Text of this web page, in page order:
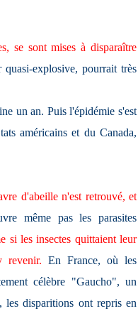
se sont mises à disparaître
explosive, pourrait très
un an. Puis l'épidémie s'est
américains et du Canada,
d'abeille n'est retrouvé, et
même pas les parasites
si les insectes quittaient leur
revenir. En France, où les
célèbre "Gaucho", un
les disparitions ont repris en